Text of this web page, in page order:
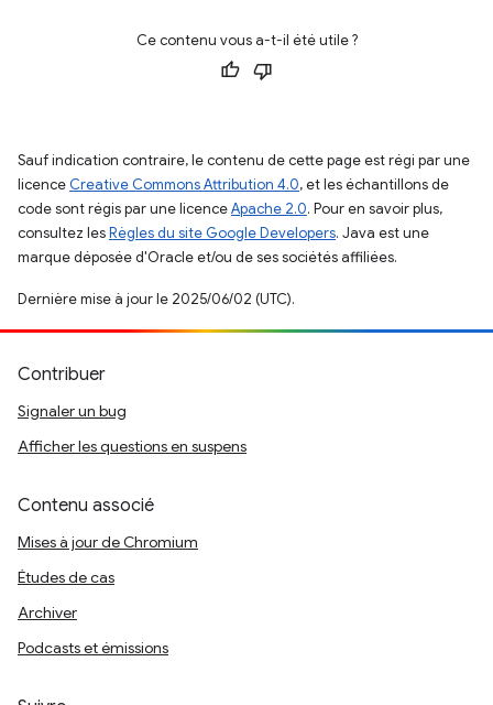
Ce contenu vous a-t-il été utile ?
Sauf indication contraire, le contenu de cette page est régi par une
licence Creative Commons Attribution 4.0, et les échantillons de
code sont régis par une licenceApache 2.0. Pour en savoir plus,
consultez lesRègles du site Google Developers. Java est une
marque déposée d'Oracle et/ou de ses sociétés affiliées.
Dernière mise à jour le 2025/06/02 (UTC).
Contribuer
Signaler un bug
Afficher les questions en suspens
Contenu associé
Mises à jour de Chromium
Études de cas
Archiver
Podcasts et émissions